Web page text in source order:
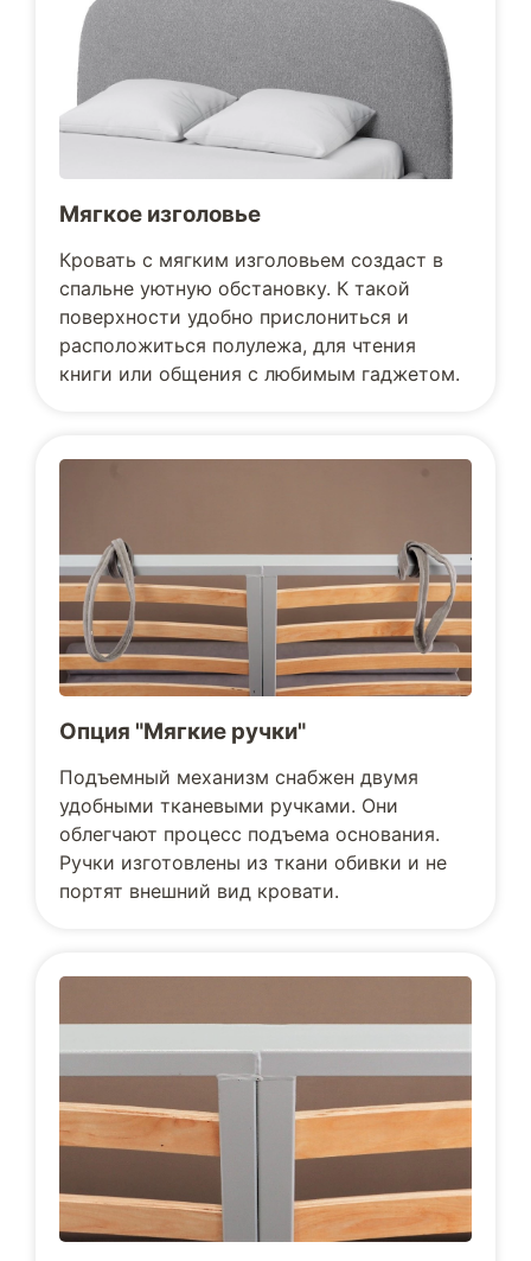
Мягкое изголовье
Кровать с мягким изголовьем создаст в
спальне уютную обстановку. К такой
поверхности удобно прислониться и
расположиться полулежа, для чтения
книги или общения с любимым гаджетом.
Опция "Мягкие ручки"
Подъемный механизм снабжен двумя
удобными тканевыми ручками. Они
облегчают процесс подъема основания.
Ручки изготовлены из ткани обивки и не
портят внешний вид кровати.